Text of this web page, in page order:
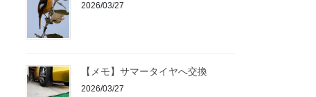
2026/03/27
【メモ】サマータイヤへ交換
2026/03/27